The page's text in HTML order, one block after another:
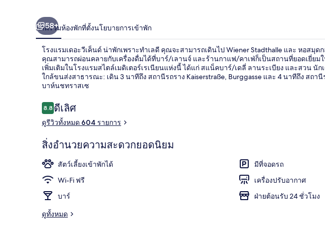
58+
ภาพรวมห้องพักที่ตั้งนโยบายการเข้าพัก
โรงแรมเดอะวีเค็นด์ น่าพักเพราะทำเลดี คุณจะสามารถเดินไป Wiener Stadthalle และ หอสมุด
คุณสามารถผ่อนคลายกับเครื่องดื่มได้ที่บาร์/เลานจ์ และร้านกาแฟ/คาเฟ่ก็เป็นสถานที่ยอดเยี่ยม
เพิ่มเติมในโรงแรมสไตล์เมดิเตอร์เรเนียนแห่งนี้ ได้แก่ สแน็คบาร์/เดลี่ ลานระเบียง และสวน นั
ใกล้ขนส่งสาธารณะ: เดิน 3 นาทีถึง สถานีรถราง Kaiserstraße, Burggasse และ 4 นาทีถึง สถา
บาห์นชทราสเซ
รีวิว
8.88.8 จาก 10
ดีเลิศ
ดูรีวิวทั้งหมด 604 รายการ
สิ่งอำนวยความสะดวกยอดนิยม
สัตว์เลี้ยงเข้าพักได้
มีที่จอดรถ
Wi-Fi ฟรี
เครื่องปรับอากาศ
บาร์
ฝ่ายต้อนรับ 24 ชั่วโมง
ดูทั้งหมด